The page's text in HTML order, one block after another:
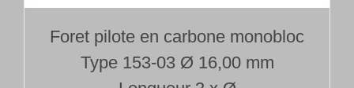
Foret pilote en carbone monobloc
Type 153-03 Ø 16,00 mm